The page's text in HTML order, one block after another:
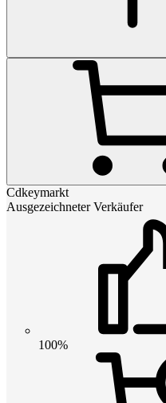
Cdkeymarkt
Ausgezeichneter Verkäufer
100%